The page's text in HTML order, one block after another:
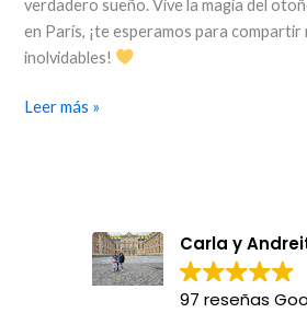
verdadero sueño. Vive la magia del
en París, ¡te esperamos para compartir
inolvidables!
Leer más »
Carla y
97 reseñas